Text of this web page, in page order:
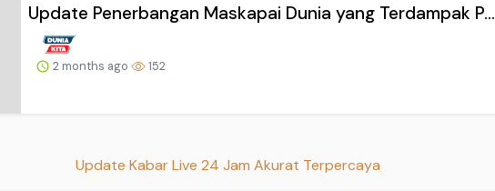
Update Penerbangan Maskapai Dunia yang Terdampak P...
2 months ago 152
Update Kabar Live 24 Jam Akurat Terpercaya